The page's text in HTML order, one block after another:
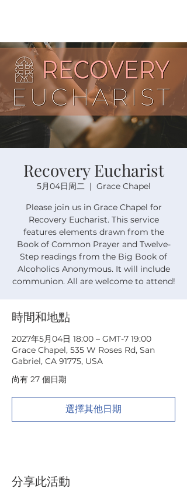
Recovery Eucharist
5月04日周二
  |
Grace Chapel
Please join us in Grace Chapel for
Recovery Eucharist. This service
features elements drawn from the
Book of Common Prayer and Twelve-
Step readings from the Big Book of
Alcoholics Anonymous. It will include
communion. All are welcome to attend!
時間和地點
2027年5月04日 18:00 – GMT-7 19:00
Grace Chapel, 535 W Roses Rd, San
Gabriel, CA 91775, USA
尚有 27 個日期
選擇其他日期
分享此活動